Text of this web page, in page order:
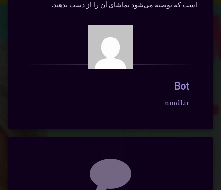
است که توصیه می‌شود تماشای آن را از دست ندهید.
Bot
nmdl.ir